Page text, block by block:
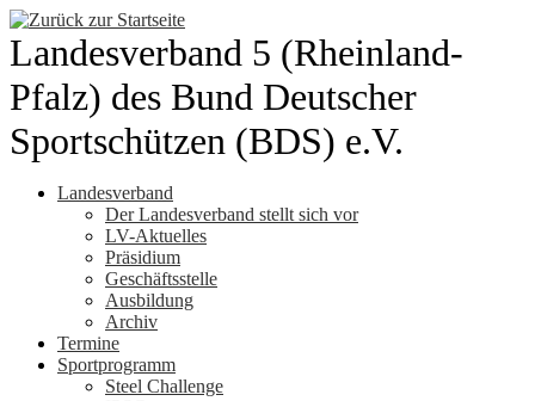
Zum
Inhalt
springen
Landesverband 5 (Rheinland-
Pfalz) des Bund Deutscher
Sportschützen (BDS) e.V.
Landesverband
Der Landesverband stellt sich vor
LV-Aktuelles
Präsidium
Geschäftsstelle
Ausbildung
Archiv
Termine
Sportprogramm
Steel Challenge